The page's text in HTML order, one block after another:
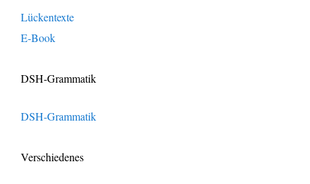
Lückentexte
E-Book
DSH-Grammatik
DSH-Grammatik
Verschiedenes